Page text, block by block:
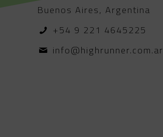
Buenos Aires, Argentina
+54 9 221 4645225
info@highrunner.com.ar